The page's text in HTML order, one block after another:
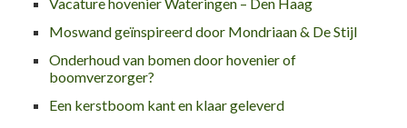
Moswand geïnspireerd door Mondriaan & De Stijl
Onderhoud van bomen door hovenier of
boomverzorger?
Een kerstboom kant en klaar geleverd